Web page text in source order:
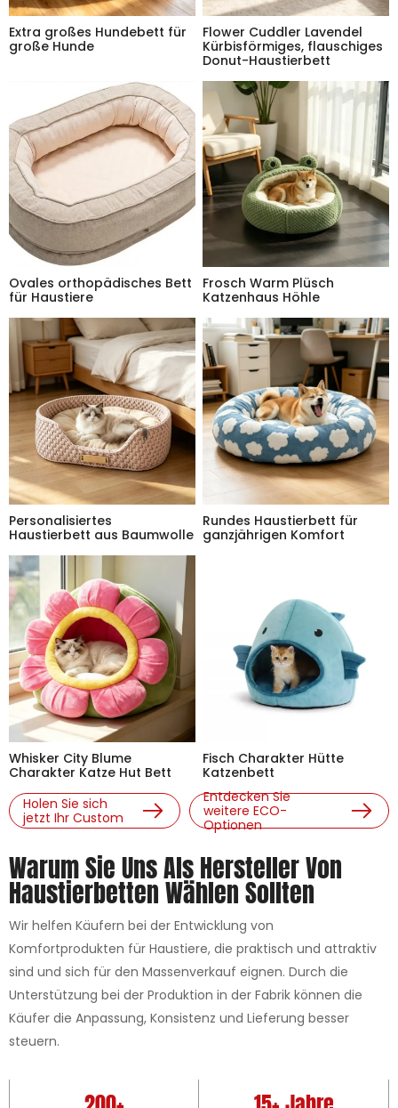
Extra großes Hundebett für
große Hunde
Flower Cuddler Lavendel
Kürbisförmiges, flauschiges
Donut-Haustierbett
Ovales orthopädisches Bett
für Haustiere
Frosch Warm Plüsch
Katzenhaus Höhle
Personalisiertes
Haustierbett aus Baumwolle
Rundes Haustierbett für
ganzjährigen Komfort
Whisker City Blume
Charakter Katze Hut Bett
Fisch Charakter Hütte
Katzenbett
Holen Sie sich
jetzt Ihr Custom
Entdecken Sie
weitere ECO-
Optionen
Warum Sie Uns Als Hersteller Von
Haustierbetten Wählen Sollten
Wir helfen Käufern bei der Entwicklung von
Komfortprodukten für Haustiere, die praktisch und attraktiv
sind und sich für den Massenverkauf eignen. Durch die
Unterstützung bei der Produktion in der Fabrik können die
Käufer die Anpassung, Konsistenz und Lieferung besser
steuern.